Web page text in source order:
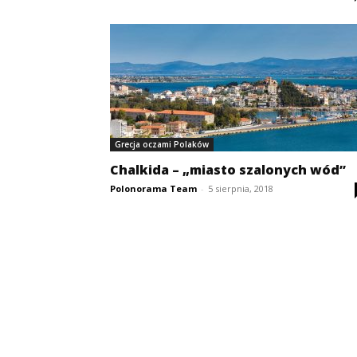
Grecja oczami Polaków
Chalkida – „miasto szalonych wód”
Polonorama Team - 5 sierpnia, 2018